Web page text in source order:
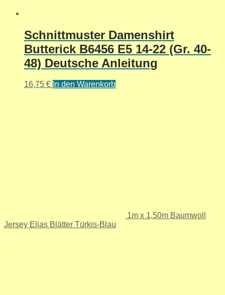
Schnittmuster Damenshirt
Butterick B6456 E5 14-22 (Gr. 40-
48) Deutsche Anleitung
16,75 € In den Warenkorb
1m x 1,50m Baumwoll
Jersey Elias Blätter Türkis-Blau